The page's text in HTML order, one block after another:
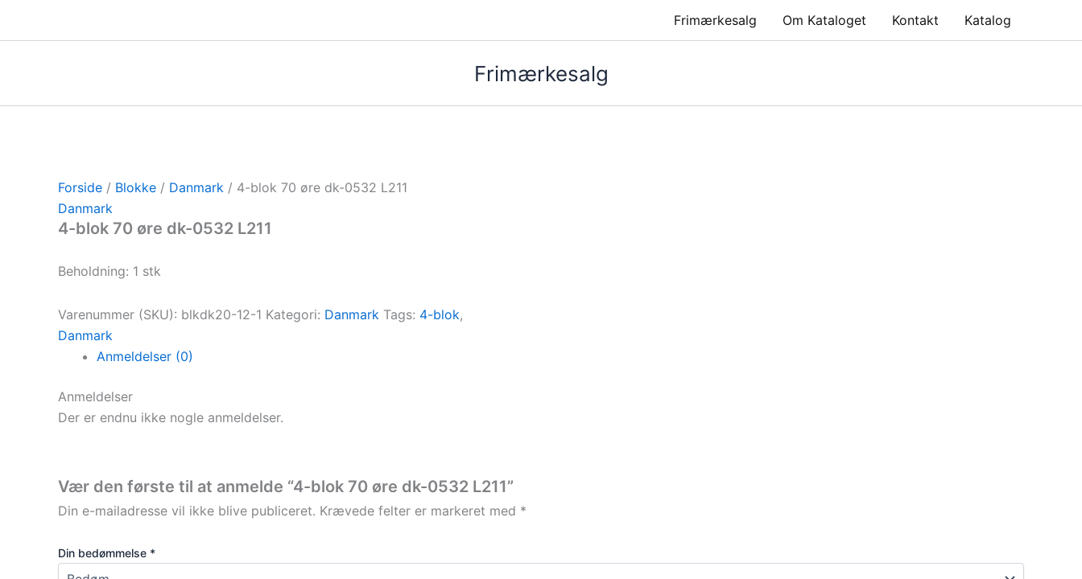
Frimærkesalg Om Kataloget Kontakt Katalog
Frimærkesalg
Forside / Blokke / Danmark / 4-blok 70 øre dk-0532 L211
Danmark
4-blok 70 øre dk-0532 L211
Beholdning: 1 stk
Varenummer (SKU): blkdk20-12-1 Kategori: Danmark Tags: 4-blok,
Danmark
Anmeldelser (0)
Anmeldelser
Der er endnu ikke nogle anmeldelser.
Vær den første til at anmelde “4-blok 70 øre dk-0532 L211”
Din e-mailadresse vil ikke blive publiceret. Krævede felter er markeret med *
Din bedømmelse *